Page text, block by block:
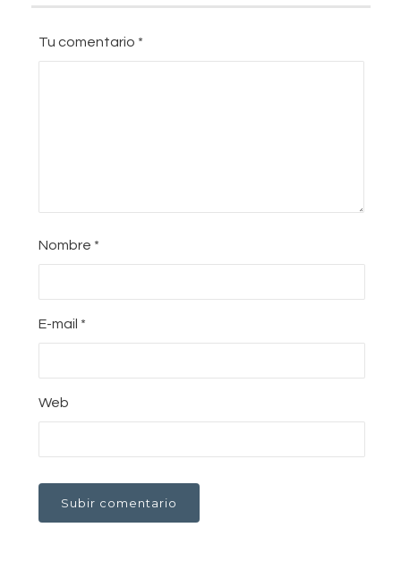
Tu comentario *
Nombre *
E-mail *
Web